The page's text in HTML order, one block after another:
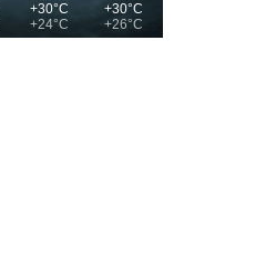
+30°C
+24°C
+30°C
+26°C